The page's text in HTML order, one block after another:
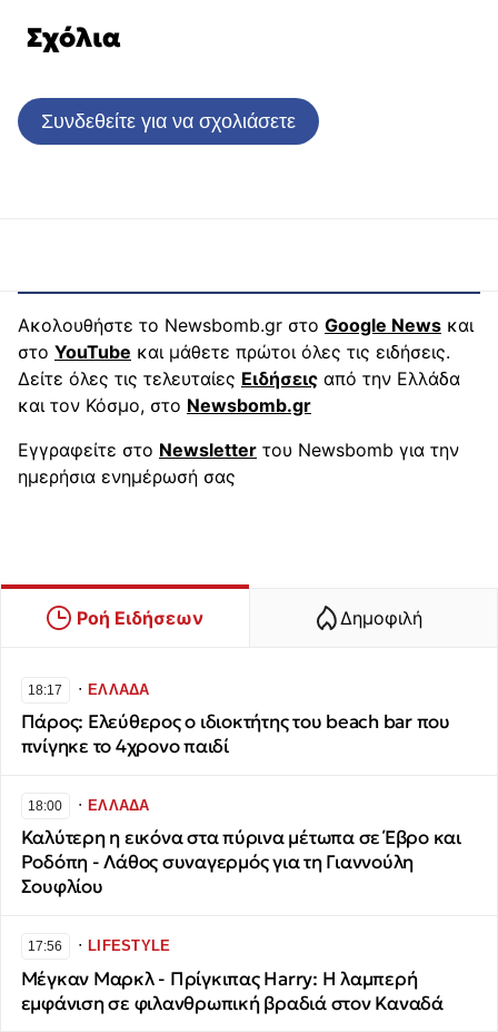
Σχόλια
Συνδεθείτε για να σχολιάσετε
Ακολουθήστε το Newsbomb.gr στο Google News και
στο YouTube και μάθετε πρώτοι όλες τις ειδήσεις.
Δείτε όλες τις τελευταίες Ειδήσεις από την Ελλάδα
και τον Κόσμο, στο Newsbomb.gr
Εγγραφείτε στο Newsletter του Newsbomb για την
ημερήσια ενημέρωσή σας
Ροή Ειδήσεων Δημοφιλή
18:17 ∙ΕΛΛΑΔΑ
Πάρος: Ελεύθερος ο ιδιοκτήτης του beach bar που
πνίγηκε το 4χρονο παιδί
18:00 ∙ΕΛΛΑΔΑ
Καλύτερη η εικόνα στα πύρινα μέτωπα σε Έβρο και
Ροδόπη - Λάθος συναγερμός για τη Γιαννούλη
Σουφλίου
17:56 ∙LIFESTYLE
Μέγκαν Μαρκλ - Πρίγκιπας Harry: Η λαμπερή
εμφάνιση σε φιλανθρωπική βραδιά στον Καναδά